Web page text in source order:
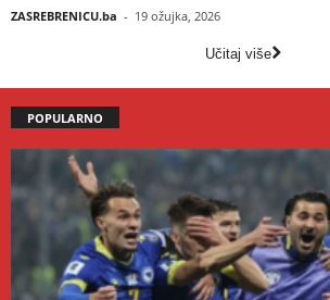
ZASREBRENICU.ba - 19 ožujka, 2026
Učitaj više
POPULARNO